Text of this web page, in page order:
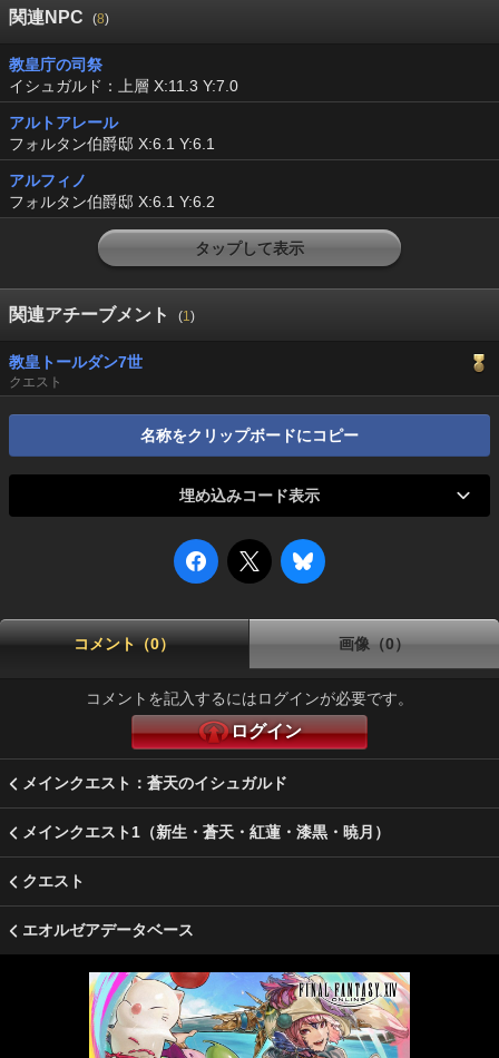
関連NPC (8)
教皇庁の司祭
イシュガルド：上層 X:11.3 Y:7.0
アルトアレール
フォルタン伯爵邸 X:6.1 Y:6.1
アルフィノ
フォルタン伯爵邸 X:6.1 Y:6.2
タップして表示
関連アチーブメント (1)
教皇トールダン7世
クエスト
名称をクリップボードにコピー
埋め込みコード表示
コメント（0） 画像（0）
コメントを記入するにはログインが必要です。
ログイン
メインクエスト：蒼天のイシュガルド
メインクエスト1（新生・蒼天・紅蓮・漆黒・暁月）
クエスト
エオルゼアデータベース